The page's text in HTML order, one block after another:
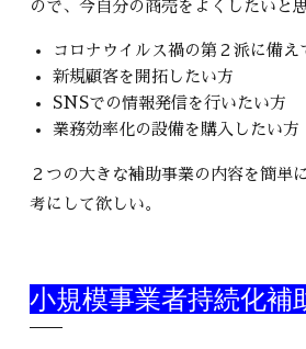
ので、今自分の商売をよくしたいと
コロナウイルス禍の第２派に備え
新規顧客を開拓したい方
SNSでの情報発信を行いたい方
業務効率化の設備を購入したい方
２つの大きな補助事業の内容を簡単
考にして欲しい。
小規模事業者持続化補